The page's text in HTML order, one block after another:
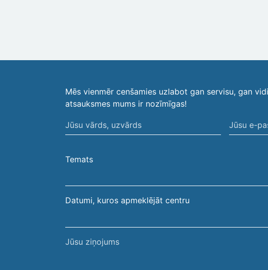
Mēs vienmēr cenšamies uzlabot gan servisu, gan
atsauksmes mums ir nozīmīgas!
Jūsu
vārds,
Jūsu
e-
Temats
Datumi, kuros apmeklējāt centru
Jūsu